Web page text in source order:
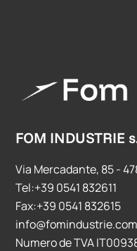
FOM INDUSTRIE
Via Mercadante, 85 -
Tel:+39 0541 832611
Fax:+39 0541 832615
info@fomindustrie.com
Numero de TVA